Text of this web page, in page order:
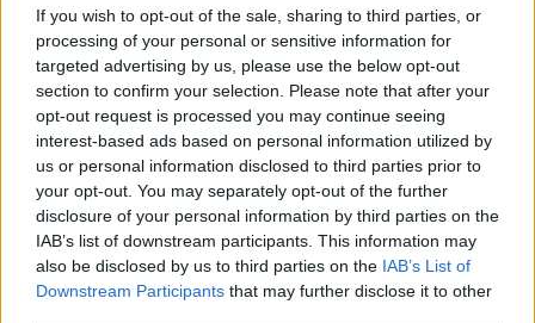
If you wish to opt-out of the sale, sharing to third parties, or
processing of your personal or sensitive information for
targeted advertising by us, please use the below opt-out
section to confirm your selection. Please note that after your
opt-out request is processed you may continue seeing
interest-based ads based on personal information utilized by
us or personal information disclosed to third parties prior to
your opt-out. You may separately opt-out of the further
disclosure of your personal information by third parties on the
IAB’s list of downstream participants. This information may
also be disclosed by us to third parties on the IAB’s List of
Downstream Participants that may further disclose it to other
00:01:44
Rupkalviuose su dalgiais stojo į kovą: paskelbti Metų
šienpjoviai
Žinios | Lietuvos diena
Visi įrašai
Žiūrimiausi įrašai